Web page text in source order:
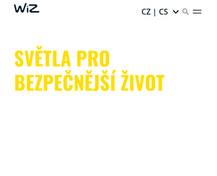
CZ | CS
SVĚTLA PRO
BEZPEČNĚJŠÍ ŽIVOT